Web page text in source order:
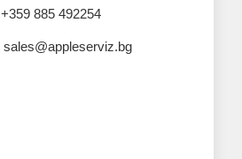
+359 885 492254
sales@appleserviz.bg